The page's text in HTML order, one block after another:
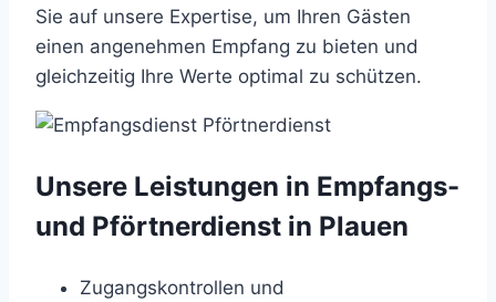
Sie auf unsere Expertise, um Ihren Gästen
einen angenehmen Empfang zu bieten und
gleichzeitig Ihre Werte optimal zu schützen.
Unsere Leistungen in Empfangs-
und Pförtnerdienst in Plauen
Zugangskontrollen und